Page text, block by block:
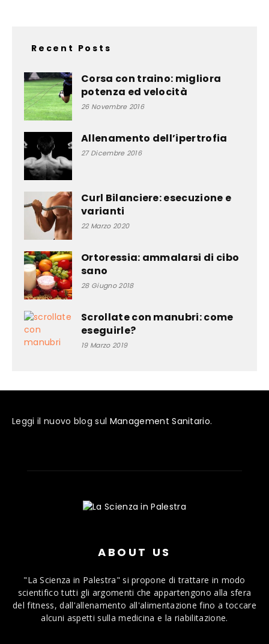
Recent Posts
Corsa con traino: migliora
potenza ed velocità
26 Novembre 2016
Allenamento dell’ipertrofia
27 Dicembre 2016
Curl Bilanciere: esecuzione e
varianti
22 Marzo 2020
Ortoressia: ammalarsi di cibo
sano
28 Giugno 2018
Scrollate con manubri: come
eseguirle?
19 Marzo 2019
Leggi il nuovo blog sul Management Sanitario.
ABOUT US
"La Scienza in Palestra" si propone di trattare in modo
scientifico tutti gli argomenti che appartengono alla sfera
del fitness, dall'allenamento all'alimentazione fino a toccare
alcuni aspetti sulla medicina e la riabilitazione.